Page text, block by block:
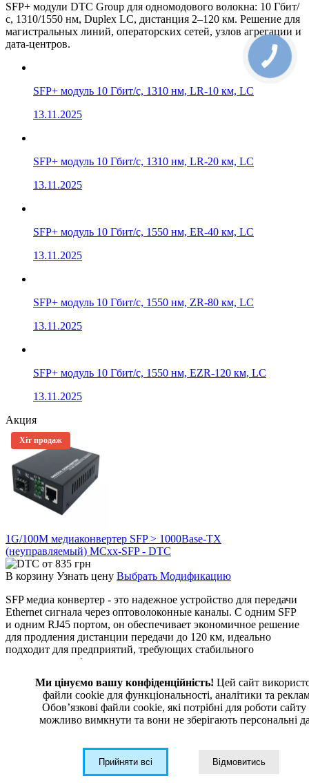
SFP+ модули DTC Group для одномодового волокна: 10 Гбит/
с, 1310/1550 нм, Duplex LC, дистанция 2–120 км. Решение для
магистральных линий, операторских сетей, узлов агрегации и
дата-центров.
SFP+ модуль 10 Гбит/с, 1310 нм, LR-10 км, LC
13.11.2025
SFP+ модуль 10 Гбит/с, 1310 нм, LR-20 км, LC
13.11.2025
SFP+ модуль 10 Гбит/с, 1550 нм, ER-40 км, LC
13.11.2025
SFP+ модуль 10 Гбит/с, 1550 нм, ZR-80 км, LC
13.11.2025
SFP+ модуль 10 Гбит/с, 1550 нм, EZR-120 км, LC
13.11.2025
Акция
Хіт продаж
1G/100M медиаконвертер SFP > 1000Base-TX
(неуправляемый) MCxx-SFP - DTC
от 835 грн
В корзину Узнать цену Выбрать Модификацию
SFP медиа конвертер - это надежное устройство для передачи
Ethernet сигнала через оптоволоконные каналы. С одним SFP
и одним RJ45 портом, он обеспечивает экономичное решение
для продления дистанции передачи до 120 км, идеально
подходит для предприятий, требующих стабильного
соединения на больших расстояниях.
Поставляем телекоммуникационное
и промышленное оборудование ведущих мировых производителей
Ми цінуємо вашу конфіденційність! Цей сайт
файли cookie для функціональності, аналітики та
Обовʼязкові файли cookie, які потрібні для роботи сайту
можливо вимкнути та вони не зберігають персональні
Прийняти всі Відмовитись